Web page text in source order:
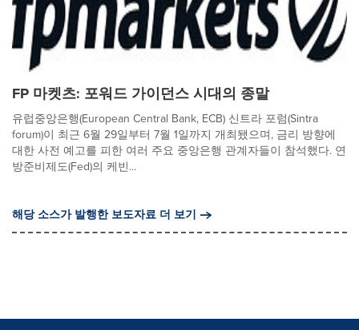
FP 마켓츠: 포워드 가이던스 시대의 종말
유럽중앙은행(European Central Bank, ECB) 신트라 포럼(Sintra
forum)이 최근 6월 29일부터 7월 1일까지 개최됐으며, 금리 방향에
대한 사전 예고를 피한 여러 주요 중앙은행 관계자들이 참석했다. 연
방준비제도(Fed)의 케빈...
해당 소스가 발행한 보도자료 더 보기